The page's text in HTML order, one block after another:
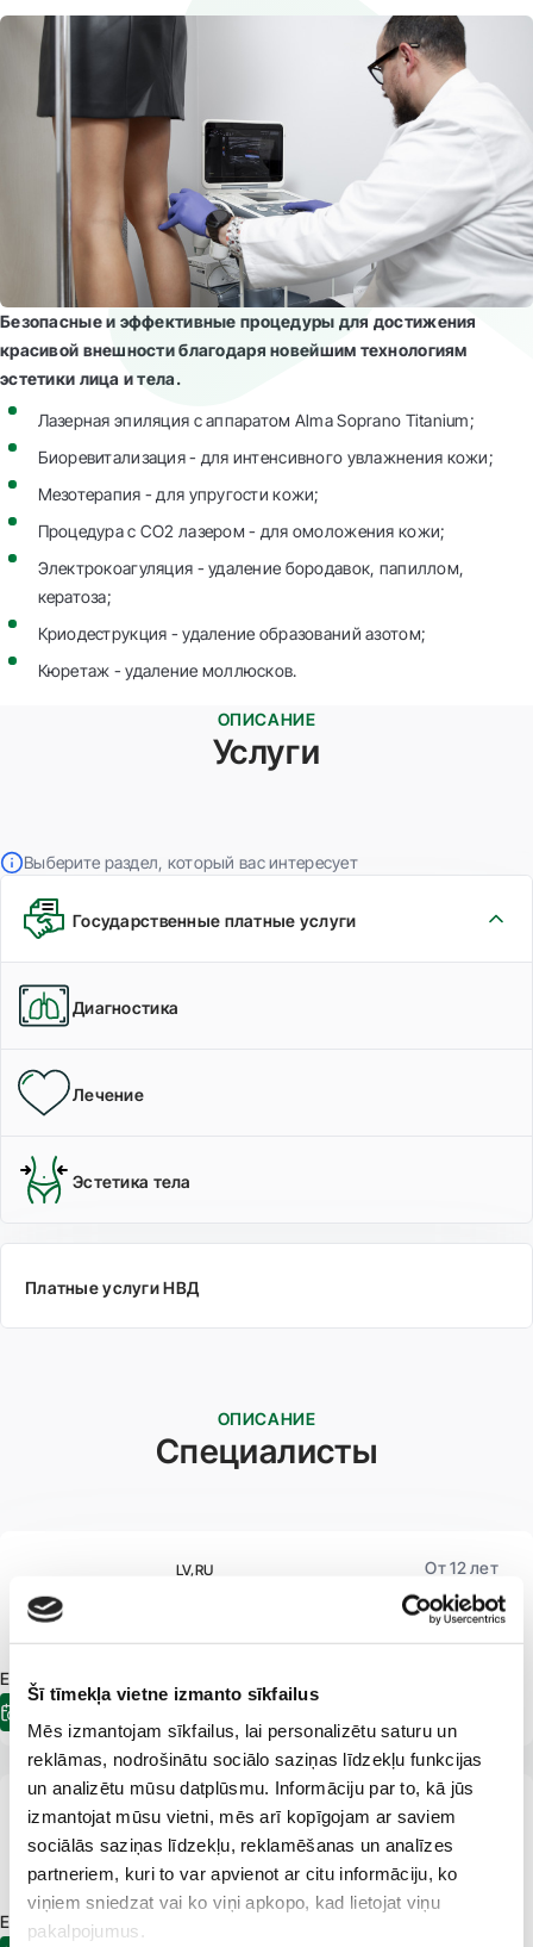
Šī tīmekļa vietne izmanto sīkfailus
Mēs izmantojam sīkfailus, lai personalizētu saturu un
reklāmas, nodrošinātu sociālo saziņas līdzekļu funkcijas
un analizētu mūsu datplūsmu. Informāciju par to, kā jūs
izmantojat mūsu vietni, mēs arī kopīgojam ar saviem
sociālās saziņas līdzekļu, reklamēšanas un analīzes
partneriem, kuri to var apvienot ar citu informāciju, ko
viņiem sniedzat vai ko viņi apkopo, kad lietojat viņu
pakalpojumus.
Безопасные и эффективные процедуры для достижения
красивой внешности благодаря новейшим технологиям
эстетики лица и тела.
Лазерная эпиляция с аппаратом Alma Soprano Titanium;
Биоревитализация - для интенсивного увлажнения кожи;
Мезотерапия - для упругости кожи;
Процедура с CO2 лазером - для омоложения кожи;
Электрокоагуляция - удаление бородавок, папиллом,
кератоза;
Криодеструкция - удаление образований азотом;
Кюретаж - удаление моллюсков.
ОПИСАНИЕ
Услуги
Выберите раздел, который вас интересует
Государственные платные услуги
Диагностика
Лечение
Эстетика тела
Платные услуги НВД
ОПИСАНИЕ
Специалисты
LV RU
От 12 лет
E-pieraksts.lv Доступна встреча:
Электронная регистрация
LV EN RU
От 18 лет
Анастасия Валюка
Хирург Проктолог
E-pieraksts.lv Доступна встреча: